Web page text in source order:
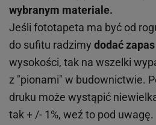
wybranym materiale.
Jeśli fototapeta ma być od
do sufitu radzimy dodać zapas
wysokości, tak na wszelki
z "pionami" w budownictwie.
druku może wystąpić
tak + /- 1%, weź to pod uwagę.